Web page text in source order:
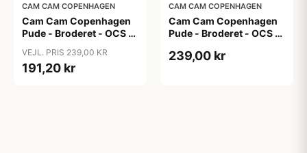
CAM CAM COPENHAGEN
Cam Cam Copenhagen
Pude - Broderet - OCS -
VEJL. PRIS 239,00 KR
191,20 kr
CAM CAM COPENHAGEN
Cam Cam Copenhagen
Pude - Broderet - OCS -
239,00 kr